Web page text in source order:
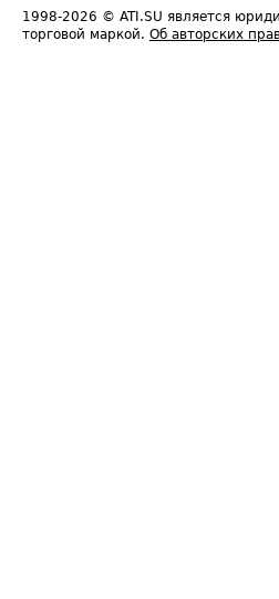
1998-2026 © ATI.SU является
торговой маркой. Об авторских